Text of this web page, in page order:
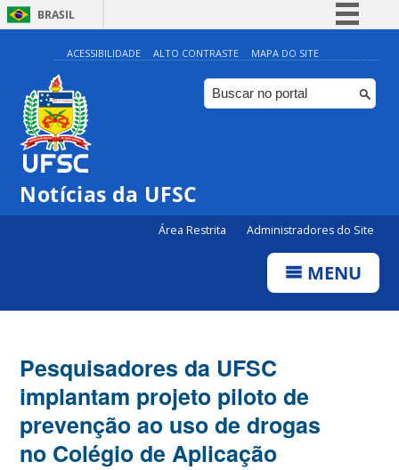
BRASIL
Simplifique!
Comunica BR
Participe
ACESSIBILIDADE ALTO CONTRASTE MAPA DO SITE
Notícias da UFSC
Área Restrita Administradores do Site
MENU
Pesquisadores da UFSC
implantam projeto piloto de
prevenção ao uso de drogas
no Colégio de Aplicação